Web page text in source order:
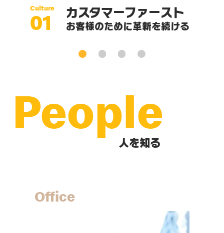
Culture
01 カスタマーファースト
お客様のために革新を続ける
People
人を知る
Office